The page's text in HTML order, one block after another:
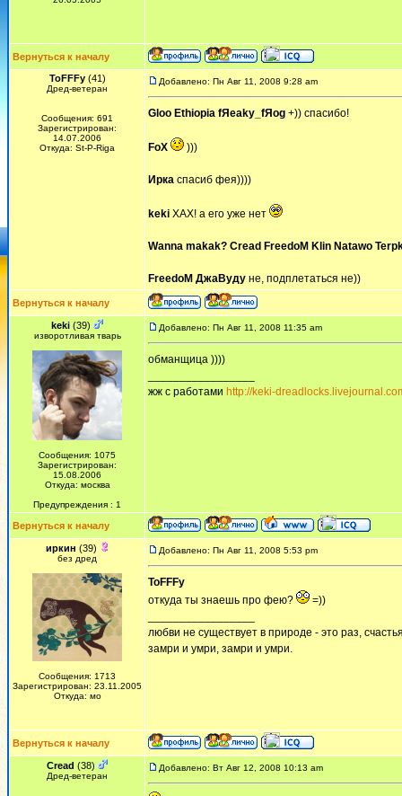
Вернуться к началу
ToFFFy(41)
Дред-ветеран
Сообщения: 691
Зарегистрирован:
14.07.2006
Откуда: St-P-Riga
Добавлено: Пн Авг 11, 2008 9:28 am
Gloo Ethiopia fЯeaky_fЯog +)) спасибо!
FoX )))
Ирка спасиб фея))))
keki ХАХ! а его уже нет
Wanna makak? Cread FreedoM Klin Natawo
FreedoM ДжаВуду не, подплетаться не))
Вернуться к началу
keki (39)
изворотливая тварь
Сообщения: 1075
Зарегистрирован:
15.08.2006
Откуда: москва
Предупреждения : 1
Добавлено: Пн Авг 11, 2008 11:35 am
обманщица ))))
жж с работами http://keki-
Вернуться к началу
иркин (39)
без дред
Сообщения: 1713
Зарегистрирован: 23.11.2005
Откуда: мо
Добавлено: Пн Авг 11, 2008 5:53 pm
ToFFFy
откуда ты знаешь про фею?
=))
любви не существует в природе - это раз,
замри и умри, замри и умри.
Вернуться к началу
Cread (38)
Дред-ветеран
Добавлено: Вт Авг 12, 2008 10:13 am